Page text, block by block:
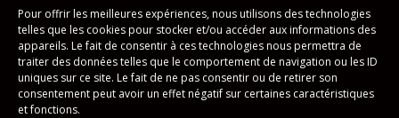
Pour offrir les meilleures expériences, nous utilisons des technologies
telles que les cookies pour stocker et/ou accéder aux informations des
appareils. Le fait de consentir à ces technologies nous permettra de
traiter des données telles que le comportement de navigation ou les ID
uniques sur ce site. Le fait de ne pas consentir ou de retirer son
consentement peut avoir un effet négatif sur certaines caractéristiques
et fonctions.